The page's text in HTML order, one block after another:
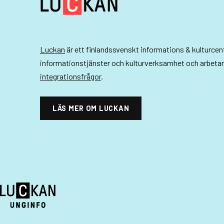
-
a
v
i
g
e
g
Luckan är ett finlandssvenskt informations &
informationstjänster och kulturverksamhet och
integrationsfrågor.
LÄS MER OM LUCKAN